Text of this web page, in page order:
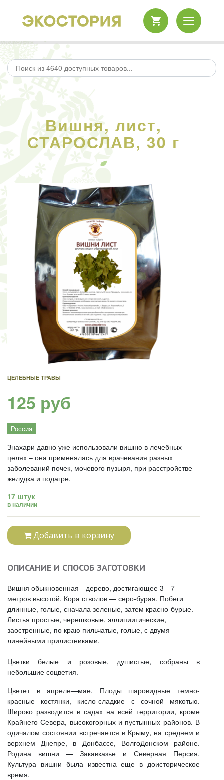
Вишня, лист,
СТАРОСЛАВ, 30 г
ЦЕЛЕБНЫЕ ТРАВЫ
125 руб
Россия
Знахари давно уже использовали вишню в лечебных
целях – она применялась для врачевания разных
заболеваний почек, мочевого пузыря, при расстройстве
желудка и подагре.
17 штук
в наличии
Добавить в корзину
ОПИСАНИЕ И СПОСОБ ЗАГОТОВКИ
Вишня обыкновенная—дерево, достигающее 3—7
метров высотой. Кора стволов — серо-бурая. Побеги
длинные, голые, сначала зеленые, затем красно-бурые.
Листья простые, черешковые, эллипиитические,
заостренные, по краю пильчатые, голые, с двумя
линейными прилистниками.
Цветки белые и розовые, душистые, собраны в
небольшие соцветия.
Цветет в апреле—мае. Плоды шаровидные темно-
красные костянки, кисло-сладкие с сочной мякотью.
Широко разводится в садах на всей территории, кроме
Крайнего Севера, высокогорных и пустынных районов. В
одичалом состоянии встречается в Крыму, на среднем и
верхнем Днепре, в Донбассе, ВолгоДонском районе.
Родина вишни — Закавказье и Северная Персия.
Культура вишни была известна еще в доисторическое
время.